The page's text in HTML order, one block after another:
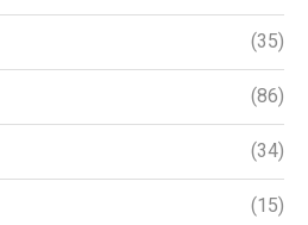
(35)
(86)
(34)
(15)